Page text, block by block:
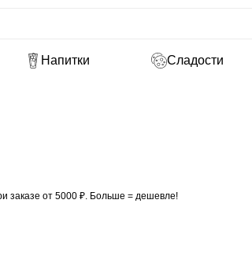
Напитки Сладости
заказе от 5000 ₽. Больше = дешевле!